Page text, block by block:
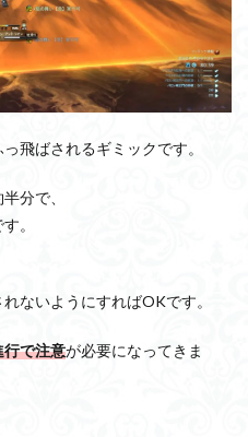
飛ばされるギミックです。
分で、
。
ないようにすればOKです。
行で注意が必要になってきま